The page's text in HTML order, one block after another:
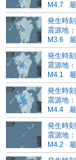
M4.7
発生時
震源地
M3.6
発生時
震源地
M4.1
発生時
震源地
M4.4
発生時
震源地
M4.2